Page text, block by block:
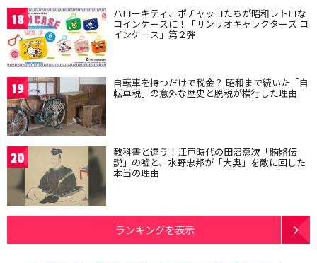
18 ハローキティ、ポチャッコたちが昭和レトロな
コインケースに！「サンリオキャラクターズ コ
インケース」第２弾
19 自転車を持つだけで税金？ 昭和まで続いた「自
転車税」の意外な歴史と脱税が横行した理由
20 教科書と違う！江戸時代の田沼意次「賄賂伝
説」の嘘と、水野忠邦が「大奥」を敵に回した
本当の理由
ランキングを表示